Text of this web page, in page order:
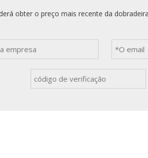
obter o preço mais recente da